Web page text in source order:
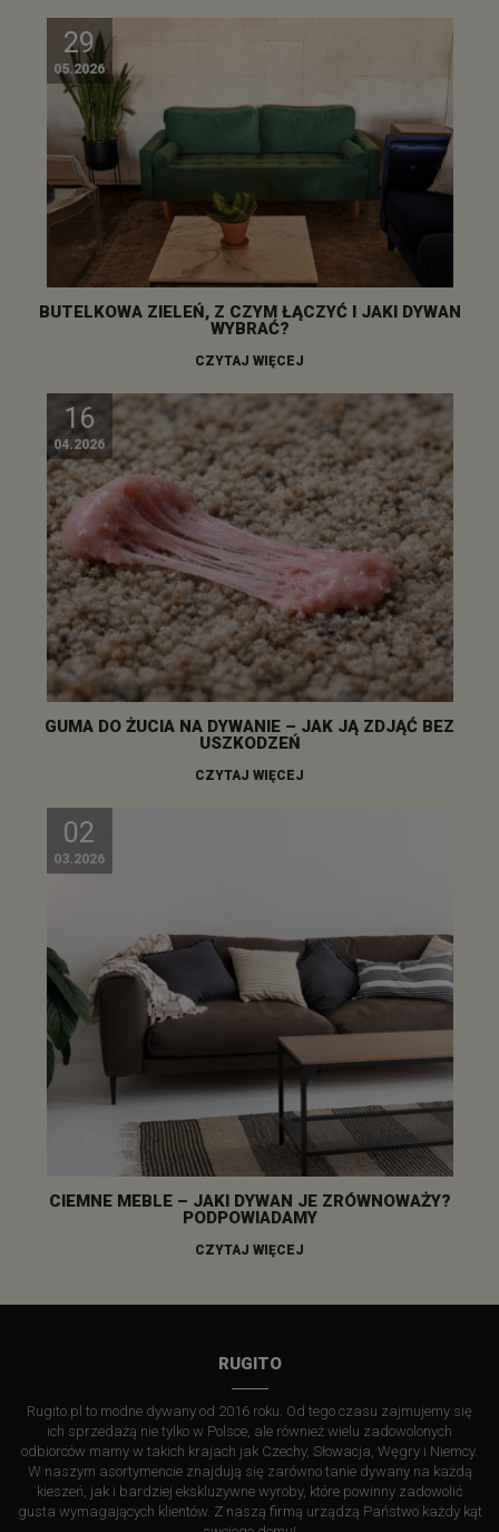
29
05.2026
BUTELKOWA ZIELEŃ, Z CZYM ŁĄCZYĆ I JAKI DYWAN
WYBRAĆ?
CZYTAJ WIĘCEJ
16
04.2026
GUMA DO ŻUCIA NA DYWANIE – JAK JĄ ZDJĄĆ BEZ
USZKODZEŃ
CZYTAJ WIĘCEJ
02
03.2026
CIEMNE MEBLE – JAKI DYWAN JE ZRÓWNOWAŻY?
PODPOWIADAMY
CZYTAJ WIĘCEJ
RUGITO
Rugito.pl to modne dywany od 2016 roku. Od tego czasu zajmujemy się
ich sprzedażą nie tylko w Polsce, ale również wielu zadowolonych
odbiorców mamy w takich krajach jak Czechy, Słowacja, Węgry i Niemcy.
W naszym asortymencie znajdują się zarówno tanie dywany na każdą
kieszeń, jak i bardziej ekskluzywne wyroby, które powinny zadowolić
gusta wymagających klientów. Z naszą firmą urządzą Państwo każdy kąt